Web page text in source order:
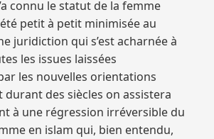
connu le statut de la femme
petit à petit minimisée au
juridiction qui s’est acharnée à
les issues laissées
les nouvelles orientations
des siècles on assistera
à une régression irréversible du
en islam qui, bien entendu,